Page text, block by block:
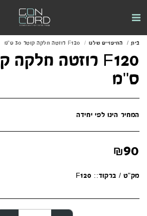
בית החיפויים שלנו F120 רוזטה חלקה קוטר 30 ס"מ
ס"מ
המחיר הינו לפי יחידה
₪90
מק"ט / ברקוד:: F120